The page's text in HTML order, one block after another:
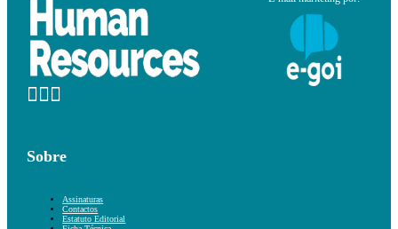
Sobre
Assinaturas
Contactos
Estatuto Editorial